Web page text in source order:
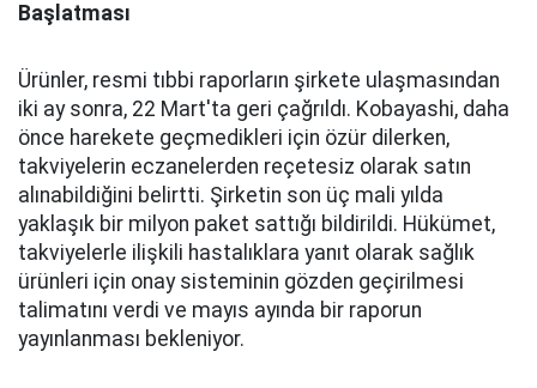
Başlatması
Ürünler, resmi tıbbi raporların şirkete ulaşmasından
iki ay sonra, 22 Mart'ta geri çağrıldı. Kobayashi, daha
önce harekete geçmedikleri için özür dilerken,
takviyelerin eczanelerden reçetesiz olarak satın
alınabildiğini belirtti. Şirketin son üç mali yılda
yaklaşık bir milyon paket sattığı bildirildi. Hükümet,
takviyelerle ilişkili hastalıklara yanıt olarak sağlık
ürünleri için onay sisteminin gözden geçirilmesi
talimatını verdi ve mayıs ayında bir raporun
yayınlanması bekleniyor.